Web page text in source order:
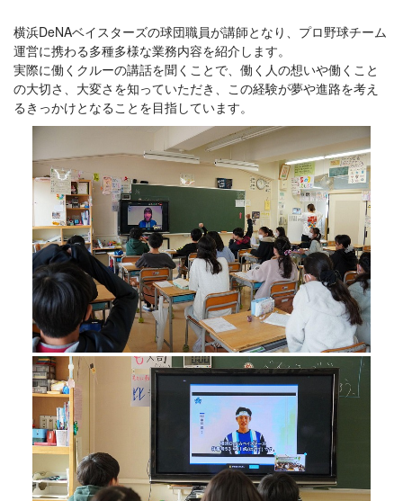
横浜DeNAベイスターズの球団職員が講師となり、プロ野球チーム
運営に携わる多種多様な業務内容を紹介します。
実際に働くクルーの講話を聞くことで、働く人の想いや働くこと
の大切さ、大変さを知っていただき、この経験が夢や進路を考え
るきっかけとなることを目指しています。